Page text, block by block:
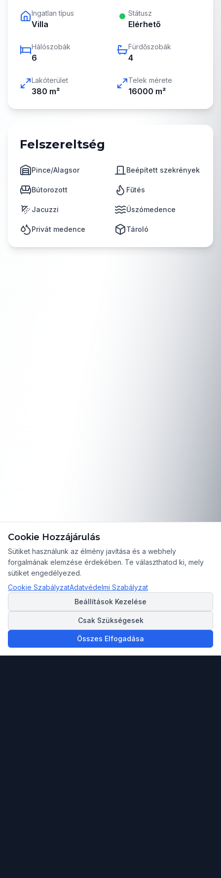
Ingatlan típus
Villa
Státusz
Elérhető
Hálószobák
6
Fürdőszobák
4
Lakóterület
380 m²
Telek mérete
16000 m²
Felszereltség
Pince/Alagsor Beépített szekrények
Bútorozott Fűtés
Jacuzzi Úszómedence
Privát medence Tároló
Cookie Hozzájárulás
Sütiket használunk az élmény javítása és a webhely
forgalmának elemzése érdekében. Te választhatod ki, mely
sütiket engedélyezed.
Cookie SzabályzatAdatvédelmi Szabályzat
Beállítások Kezelése
Csak Szükségesek
Összes Elfogadása